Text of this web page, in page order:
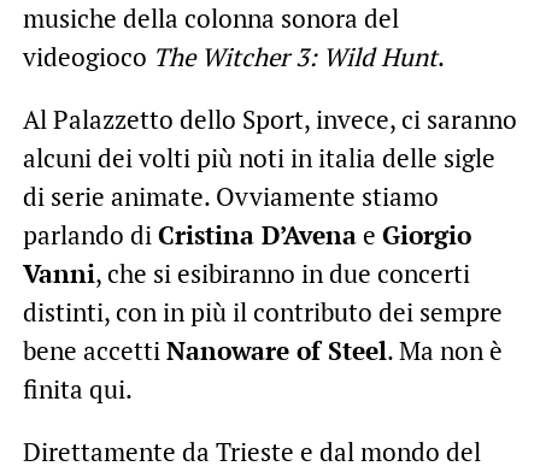
musiche della colonna sonora del
videogioco The Witcher 3: Wild Hunt.
Al Palazzetto dello Sport, invece, ci saranno
alcuni dei volti più noti in italia delle sigle
di serie animate. Ovviamente stiamo
parlando diCristina D’Avenae Giorgio
Vanni, che si esibiranno in due concerti
distinti, con in più il contributo dei sempre
bene accettiNanoware of Steel. Ma non è
finita qui.
Direttamente da Trieste e dal mondo del